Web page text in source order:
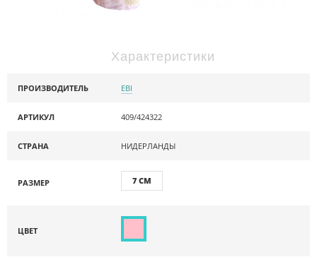
Характеристики
ПРОИЗВОДИТЕЛЬ EBI
АРТИКУЛ 409/424322
СТРАНА НИДЕРЛАНДЫ
РАЗМЕР 7 СМ
ЦВЕТ